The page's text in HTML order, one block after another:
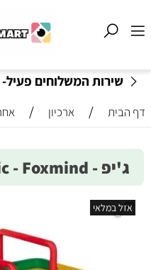
שירות המשלוחים פעיל-
דף הבית / ארכיון /
ג'יפ - Mic-o-Mic - Foxmind
אזל במלאי